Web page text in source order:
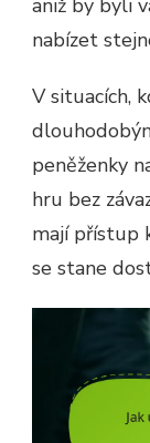
aniž by byli
nabízet
V situacích,
peněženky
hru bez
mají přístup
se stane